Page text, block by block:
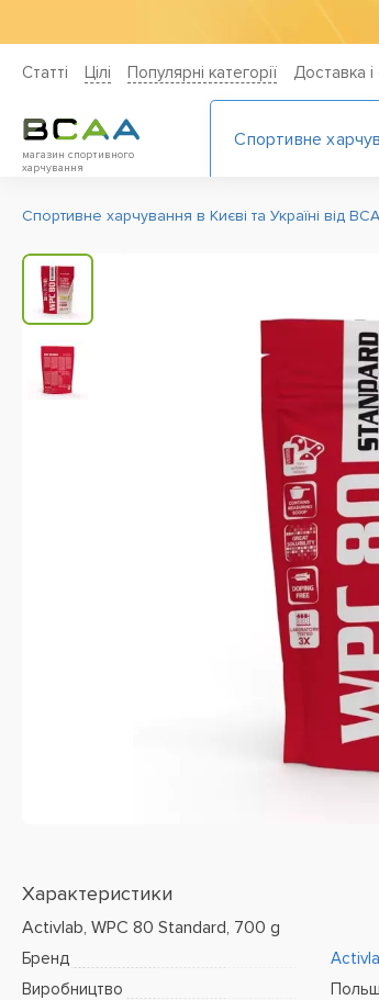
Статті Цiлi Популярні категорії Доставка і
магазин спортивного
харчування
Спортивне
Спортивне харчування в Києві та Україні від
Характеристики
Activlab, WPC 80 Standard, 700 g
Бренд
Виробництво